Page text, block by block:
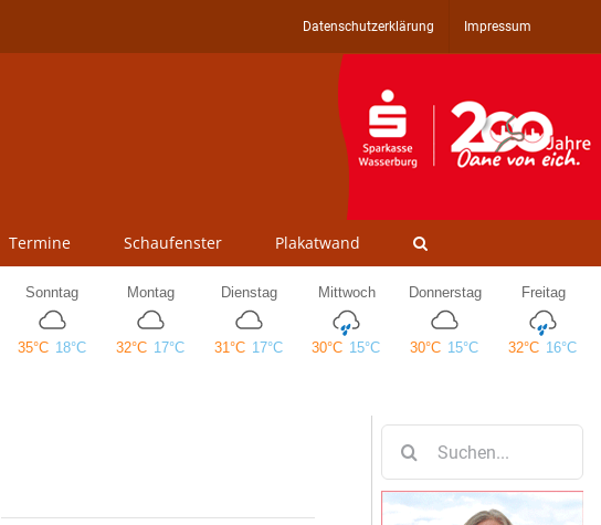
Datenschutzerklärung Impressum
Termine Schaufenster Plakatwand
nach: